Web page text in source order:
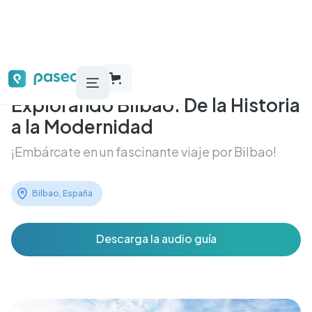
Explorando Bilbao: De la Historia
a la Modernidad
¡Embárcate en un fascinante viaje por Bilbao!
Bilbao, España
Descarga la audio guía